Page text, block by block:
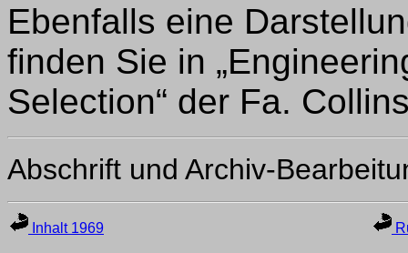
Ebenfalls eine
finden Sie in
Selection“ der Fa.
Abschrift und Archiv-
Inhalt 1969